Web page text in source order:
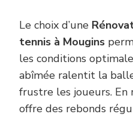
Le choix d’une
tennis à Mougins
les conditions
abîmée ralentit la
frustre les joueurs. En
offre des rebonds